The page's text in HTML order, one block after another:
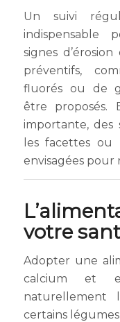
Un suivi
indispensable
signes
préventifs,
fluorés ou de
être proposés.
importante, des
les facettes
envisagées pour
votre
Adopter une
calcium et
naturellement
certains légumes